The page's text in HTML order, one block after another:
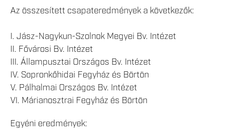
Az összesített csapateredmények a következők:
I. Jász-Nagykun-Szolnok Megyei Bv. Intézet
II. Fővárosi Bv. Intézet
III. Állampusztai Országos Bv. Intézet
IV. Sopronkőhidai Fegyház és Börtön
V. Pálhalmai Országos Bv. Intézet
VI. Márianosztrai Fegyház és Börtön
Egyéni eredmények: